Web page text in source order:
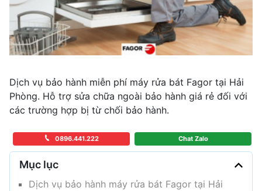
Dịch vụ bảo hành miễn phí máy rửa bát Fagor tại Hải
Phòng. Hỗ trợ sửa chữa ngoài bảo hành giá rẻ đối với
các trường hợp bị từ chối bảo hành.
Chat Zalo
0896.441.222
Mục lục
Dịch vụ bảo hành máy rửa bát Fagor tại Hải